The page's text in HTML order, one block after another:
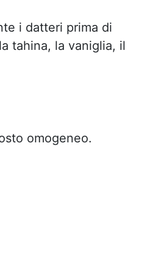
i datteri prima di
tahina, la vaniglia, il
omogeneo.